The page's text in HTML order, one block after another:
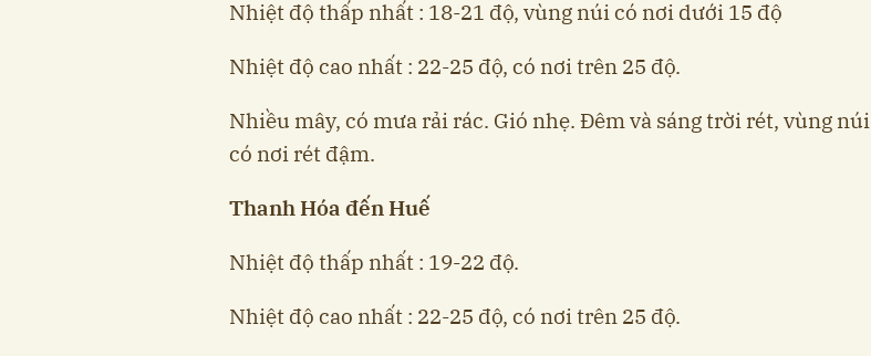
Nhiệt độ thấp nhất : 18-21 độ, vùng núi có nơi dưới 15 độ
Nhiệt độ cao nhất : 22-25 độ, có nơi trên 25 độ.
Nhiều mây, có mưa rải rác. Gió nhẹ. Đêm và sáng trời rét, vùng núi
có nơi rét đậm.
Thanh Hóa đến Huế
Nhiệt độ thấp nhất : 19-22 độ.
Nhiệt độ cao nhất : 22-25 độ, có nơi trên 25 độ.